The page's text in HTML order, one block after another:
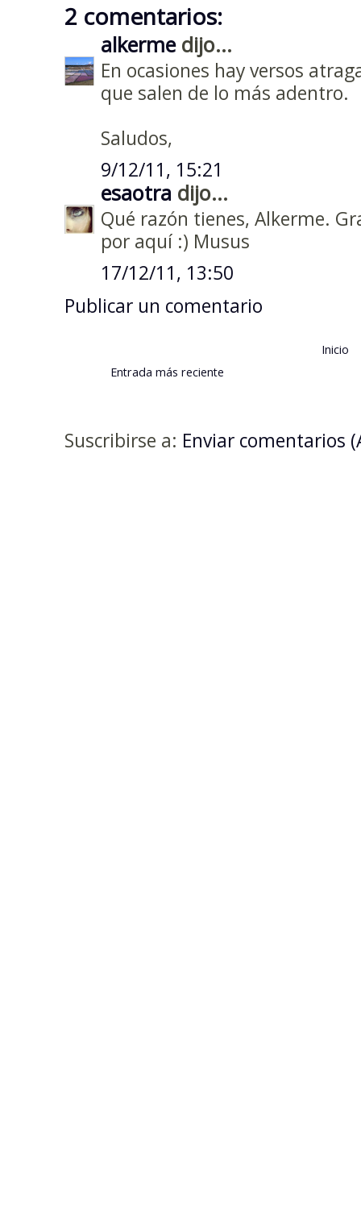
2 comentarios:
alkermedijo...
En ocasiones hay versos
que salen de lo más adentro.
Saludos,
9/12/11, 15:21
esaotra dijo...
Qué razón tienes, Alkerme.
por aquí :) Musus
17/12/11, 13:50
Publicar un comentario
Entrada más reciente
Inicio
Suscribirse a: Enviar comentarios